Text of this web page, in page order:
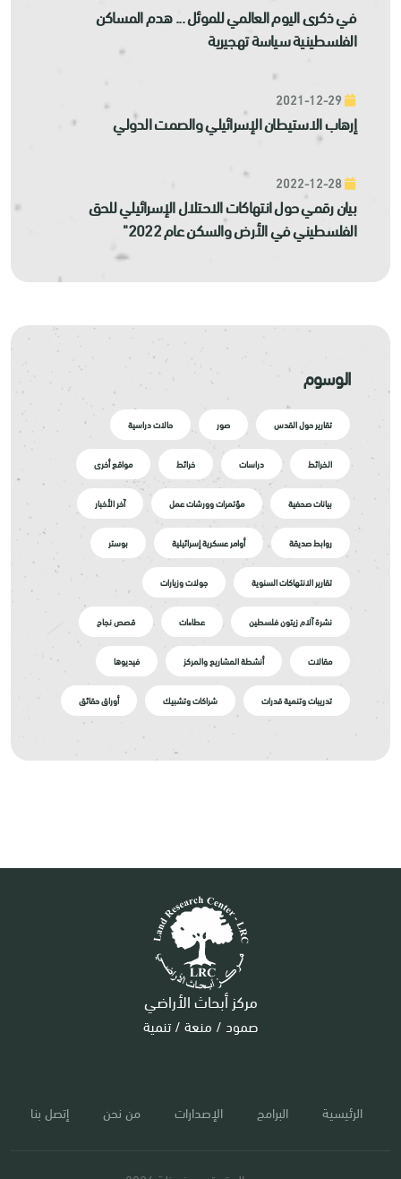
في ذكرى اليوم العالمي للموئل ... هدم المساكن
الفلسطينية سياسة تهجيرية
إرهاب الاستيطان الإسرائيلي والصمت الدولي
بيان رقمي حول انتهاكات الاحتلال الإسرائيلي للحق
الفلسطيني في الأرض والسكن عام 2022"
الوسوم
تقارير حول القدس صور حالات دراسية
الخرائط دراسات خرائط مواقع أخرى
بيانات صحفية مؤتمرات وورشات عمل آخر الأخبار
روابط صديقة أوامر عسكرية إسرائيلية بوستر
تقارير الانتهاكات السنوية جولات وزيارات
نشرة آلام زيتون فلسطين عطاءات قصص نجاح
مقالات أنشطة المشاريع والمركز فيديوها
تدريبات وتنمية قدرات شراكات وتشبيك أوراق حقائق
مركز أبحاث الأراضي
صمود / منعة / تنمية
الرئيسية البرامج الإصدارات من نحن إتصل بنا